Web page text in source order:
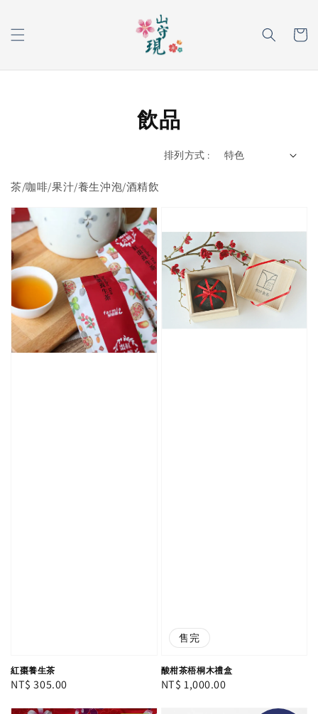
飲品
排列方式 :
茶/咖啡/果汁/養生沖泡/酒精飲
紅棗養生茶
Regular
NT$ 305.00
售完
酸柑茶梧桐木禮盒
Regular
NT$ 1,000.00